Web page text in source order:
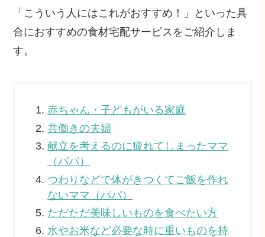
「こういう人にはこれがおすすめ！」といった具
合におすすめの食材宅配サービスをご紹介しま
す。
赤ちゃん・子どもがいる家庭
共働きの夫婦
献立を考えるのに疲れてしまったママ
（パパ）
つわりなどで体がきつくてご飯を作れ
ないママ（パパ）
ただただ美味しいものを食べたい方
水やお米など必要な時に重いものを持